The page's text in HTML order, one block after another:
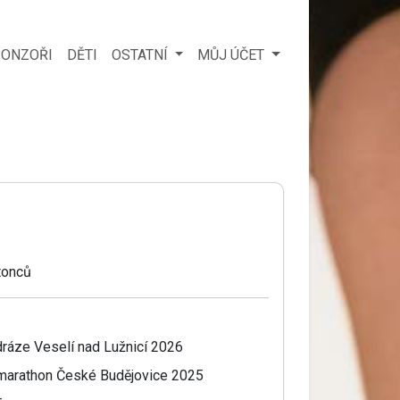
DĚTI OSTATNÍ MŮJ ÚČET
Veselí nad Lužnicí 2026
České Budějovice 2025